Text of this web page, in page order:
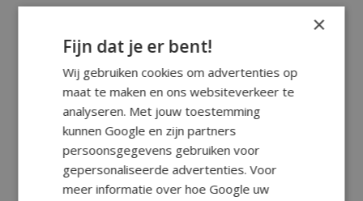
×
Fijn dat je er bent!
Wij gebruiken cookies om advertenties op
maat te maken en ons websiteverkeer te
analyseren. Met jouw toestemming
kunnen Google en zijn partners
persoonsgegevens gebruiken voor
gepersonaliseerde advertenties. Voor
meer informatie over hoe Google uw